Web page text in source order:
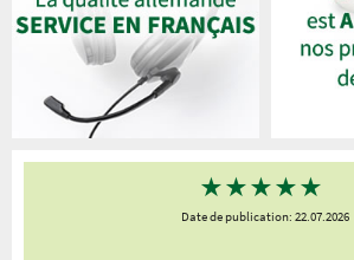
★★★★★
Date de publication: 22.07.2026